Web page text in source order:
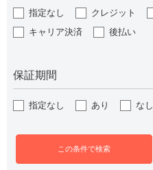
指定なし クレジット
キャリア決済
後払い
保証期間
指定なし あり なし